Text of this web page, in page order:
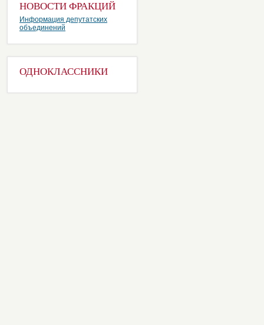
НОВОСТИ ФРАКЦИЙ
Информация депутатских
объединений
ОДНОКЛАССНИКИ